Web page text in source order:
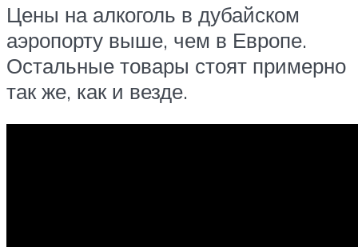
Цены на алкоголь в дубайском
аэропорту выше, чем в Европе.
Остальные товары стоят примерно
так же, как и везде.